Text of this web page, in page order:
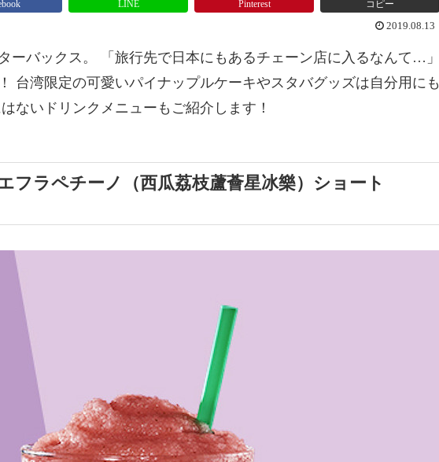
LINE Pinterest コピー
2019.08.13
ーバックス。 「旅行先で日本にもあるチェーン店に入るなんて…」
台湾限定の可愛いパイナップルケーキやスタバグッズは自分用にも
ないドリンクメニューもご紹介します！
フラペチーノ（西瓜荔枝蘆薈星冰樂）ショート